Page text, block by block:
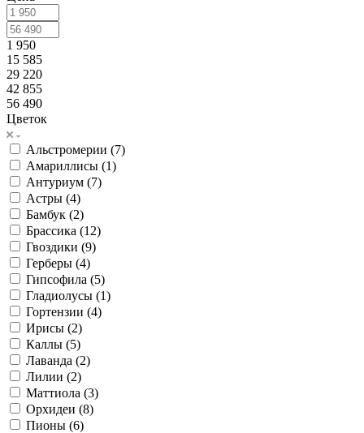
1 950
15 585
29 220
42 855
56 490
Цветок
Альстромерии (7)
Амариллисы (1)
Антуриум (7)
Астры (4)
Бамбук (2)
Брассика (12)
Гвоздики (9)
Герберы (4)
Гипсофила (5)
Гладиолусы (1)
Гортензии (4)
Ирисы (2)
Каллы (5)
Лаванда (2)
Лилии (2)
Маттиола (3)
Орхидеи (8)
Пионы (6)